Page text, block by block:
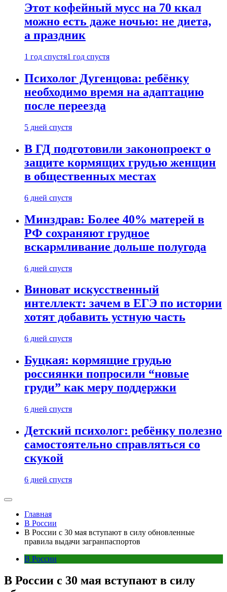
Этот кофейный мусс на 70 ккал
можно есть даже ночью: не диета,
а праздник
1 год спустя1 год спустя
Психолог Дугенцова: ребёнку
необходимо время на адаптацию
после переезда
5 дней спустя
В ГД подготовили законопроект о
защите кормящих грудью женщин
в общественных местах
6 дней спустя
Минздрав: Более 40% матерей в
РФ сохраняют грудное
вскармливание дольше полугода
6 дней спустя
Виноват искусственный
интеллект: зачем в ЕГЭ по истории
хотят добавить устную часть
6 дней спустя
Буцкая: кормящие грудью
россиянки попросили “новые
груди” как меру поддержки
6 дней спустя
Детский психолог: ребёнку полезно
самостоятельно справляться со
скукой
6 дней спустя
Главная
В России
В России с 30 мая вступают в силу обновленные
правила выдачи загранпаспортов
В России
В России с 30 мая вступают в силу